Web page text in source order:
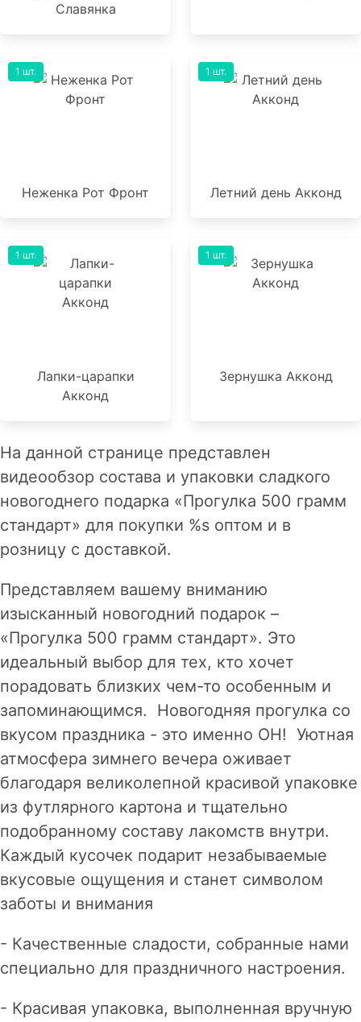
Славянка
Неженка Рот Фронт
1 шт.
Летний день Акконд
1 шт.
Лапки-царапки
Акконд
1 шт.
Зернушка Акконд
1 шт.
На данной странице представлен
видеообзор состава и упаковки сладкого
новогоднего подарка «Прогулка 500 грамм
стандарт» для покупки %s оптом и в
розницу с доставкой.
Представляем вашему вниманию
изысканный новогодний подарок –
«Прогулка 500 грамм стандарт». Это
идеальный выбор для тех, кто хочет
порадовать близких чем-то особенным и
запоминающимся. Новогодняя прогулка со
вкусом праздника - это именно ОН! Уютная
атмосфера зимнего вечера оживает
благодаря великолепной красивой упаковке
из футлярного картона и тщательно
подобранному составу лакомств внутри.
Каждый кусочек подарит незабываемые
вкусовые ощущения и станет символом
заботы и внимания
- Качественные сладости, собранные нами
специально для праздничного настроения.
- Красивая упаковка, выполненная вручную